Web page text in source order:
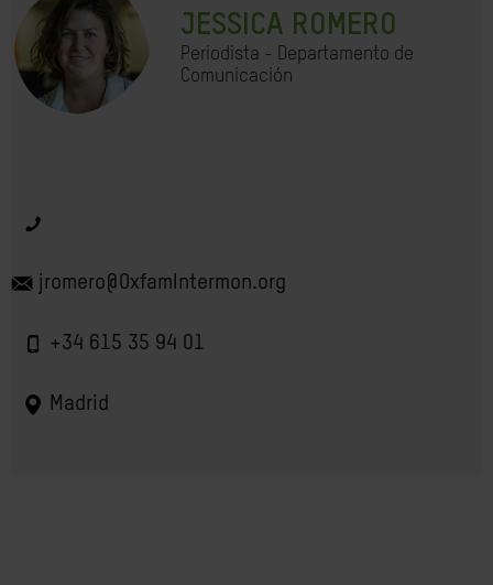
JESSICA ROMERO
Periodista - Departamento de
Comunicación
jromero@OxfamIntermon.org
+34 615 35 94 01
Madrid